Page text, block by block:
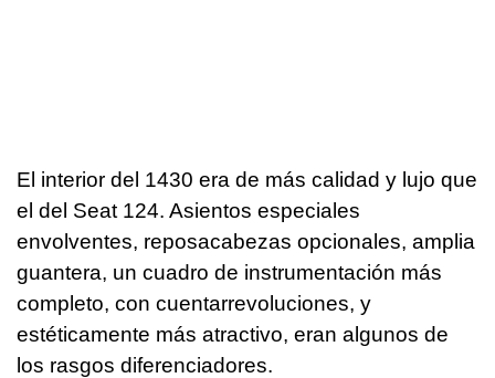
El interior del 1430 era de más calidad y lujo que
el del Seat 124. Asientos especiales
envolventes, reposacabezas opcionales, amplia
guantera, un cuadro de instrumentación más
completo, con cuentarrevoluciones, y
estéticamente más atractivo, eran algunos de
los rasgos diferenciadores.